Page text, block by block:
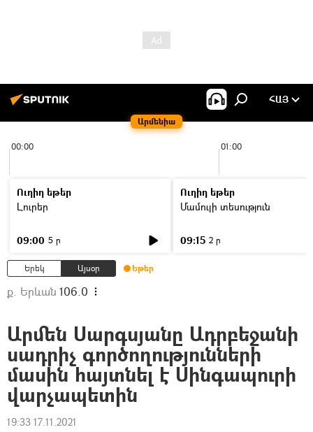
Արմենիա
ՀԱՅ
00:00 01:00
Ուղիղ եթեր
Լուրեր
09:00 5 ր
Ուղիղ եթեր
Մամուլի տեսություն
09:15 2 ր
Երեկ Այսօր Եթեր
ք. Երևան 106.0
Արմեն Սարգսյանը Ադրբեջանի
սադրիչ գործողությունների
մասին հայտնել է Սինգապուրի
վարչապետին
19:33 17.11.2021